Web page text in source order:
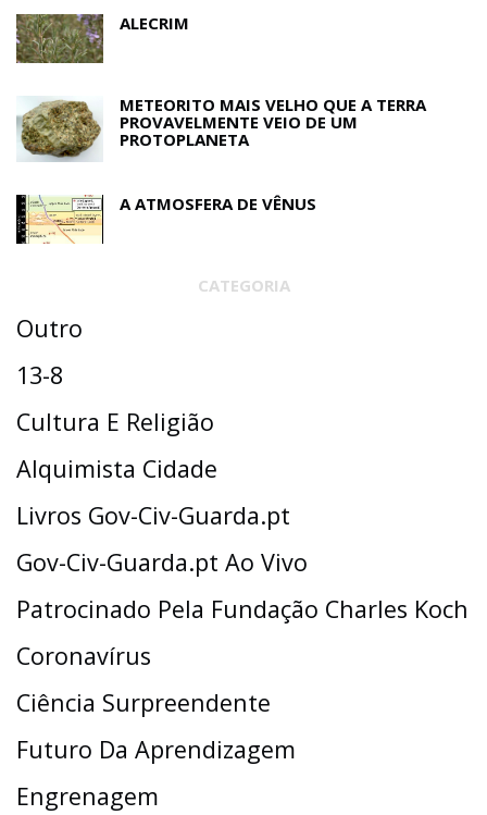
ALECRIM
METEORITO MAIS VELHO QUE A TERRA
PROVAVELMENTE VEIO DE UM
PROTOPLANETA
A ATMOSFERA DE VÊNUS
CATEGORIA
Outro
13-8
Cultura E Religião
Alquimista Cidade
Livros Gov-Civ-Guarda.pt
Gov-Civ-Guarda.pt Ao Vivo
Patrocinado Pela Fundação Charles Koch
Coronavírus
Ciência Surpreendente
Futuro Da Aprendizagem
Engrenagem